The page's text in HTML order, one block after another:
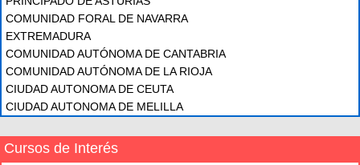
COMUNIDAD FORAL DE NAVARRA
EXTREMADURA
COMUNIDAD AUTÓNOMA DE CANTABRIA
COMUNIDAD AUTÓNOMA DE LA RIOJA
CIUDAD AUTONOMA DE CEUTA
CIUDAD AUTONOMA DE MELILLA
Cursos de Interés